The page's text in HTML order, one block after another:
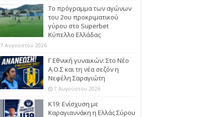
Το πρόγραμμα των αγώνων
του 2ου προκριματικού
γύρου στο Superbet
Κύπελλο Ελλάδας
7 Αυγούστου 2026
Γ Εθνική γυναικών: Στο Νέο
Α.Ο.Σ και τη νέα σεζόν η
Νεφέλη Σαραγιώτη
7 Αυγούστου 2026
Κ19: Ενίσχυση με
Καραγιαννάκη η Ελλάς Σύρου